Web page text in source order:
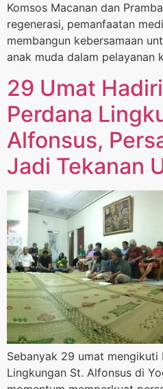
Komsos Macanan dan
regenerasi, pemanfaatan
membangun kebersamaan
anak muda dalam pelayanan
29 Umat
Perdana
Alfonsus,
Jadi Tekanan
Sebanyak 29 umat mengikuti
Lingkungan St. Alfonsus di